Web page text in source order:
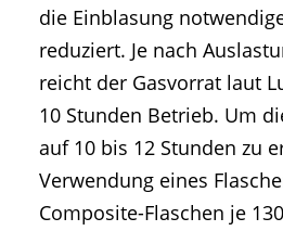
die Einblasung
reduziert. Je nach
reicht der Gasvorrat laut
10 Stunden Betrieb. Um
auf 10 bis 12 Stunden zu
Verwendung eines
Composite-Flaschen je